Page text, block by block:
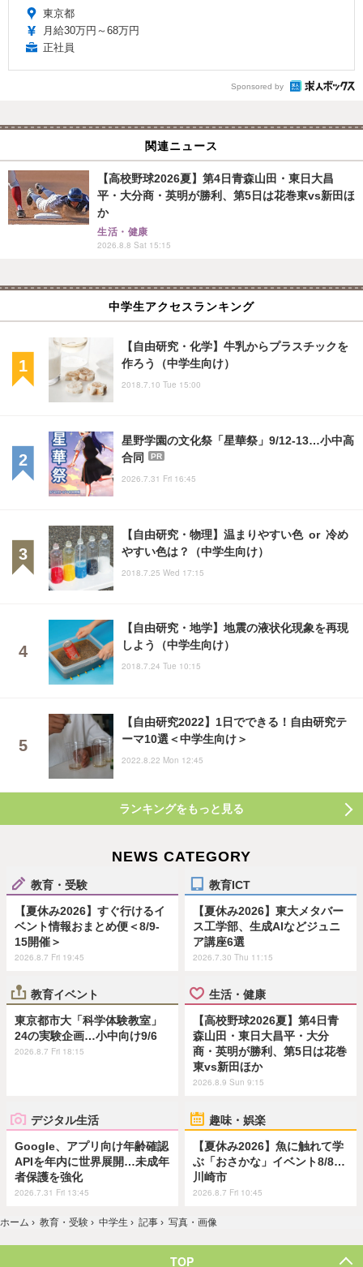
東京都
月給30万円～68万円
正社員
Sponsored by
関連ニュース
【高校野球2026夏】第4日青森山田・東日大昌
平・大分商・英明が勝利、第5日は花巻東vs新田ほ
か
生活・健康
2026.8.8 Sat 15:15
中学生アクセスランキング
【自由研究・化学】牛乳からプラスチックを
作ろう（中学生向け）
2018.7.10 Tue 15:00
星野学園の文化祭「星華祭」9/12-13…小中高
合同
PR
2026.7.31 Fri 16:45
【自由研究・物理】温まりやすい色 or 冷め
やすい色は？（中学生向け）
2018.7.25 Wed 17:15
【自由研究・地学】地震の液状化現象を再現
しよう（中学生向け）
2018.7.24 Tue 10:15
【自由研究2022】1日でできる！自由研究テ
ーマ10選＜中学生向け＞
2022.8.22 Mon 12:45
ランキングをもっと見る
NEWS CATEGORY
教育・受験
【夏休み2026】すぐ行けるイ
ベント情報おまとめ便＜8/9-
15開催＞
2026.8.7 Fri 19:45
教育ICT
【夏休み2026】東大メタバー
ス工学部、生成AIなどジュニ
ア講座6選
2026.7.30 Thu 11:15
教育イベント
東京都市大「科学体験教室」
24の実験企画…小中向け9/6
2026.8.7 Fri 18:15
生活・健康
【高校野球2026夏】第4日青
森山田・東日大昌平・大分
商・英明が勝利、第5日は花巻
東vs新田ほか
2026.8.9 Sun 9:15
デジタル生活
Google、アプリ向け年齢確認
APIを年内に世界展開…未成年
者保護を強化
2026.7.31 Fri 13:45
趣味・娯楽
【夏休み2026】魚に触れて学
ぶ「おさかな」イベント8/8…
川崎市
2026.8.7 Fri 10:45
ホーム › 教育・受験 › 中学生 › 記事 › 写真・画像
TOP